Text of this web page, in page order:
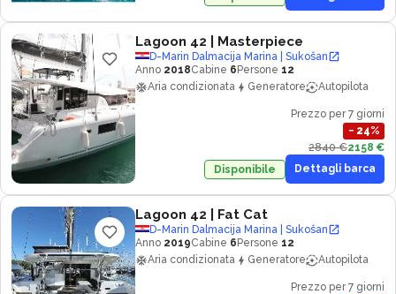
Lagoon 42 | Masterpiece
D-Marin Dalmacija Marina | Sukošan
Anno 2018Cabine 6 Persone 12
Aria condizionata
Generatore Autopilota
Prezzo per 7 giorni
− 24%
2840 €2158 €
Disponibile
Dettagli barca
Lagoon 42 | Fat Cat
D-Marin Dalmacija Marina | Sukošan
Anno 2019Cabine 6 Persone 12
Aria condizionata
Generatore Autopilota
Prezzo per 7 giorni